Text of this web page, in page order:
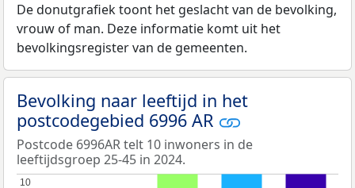
De donutgrafiek toont het geslacht van de bevolking,
vrouw of man. Deze informatie komt uit het
bevolkingsregister van de gemeenten.
Bevolking naar leeftijd in het
postcodegebied 6996 AR
Postcode 6996AR telt 10 inwoners in de
leeftijdsgroep 25-45 in 2024.
10
10